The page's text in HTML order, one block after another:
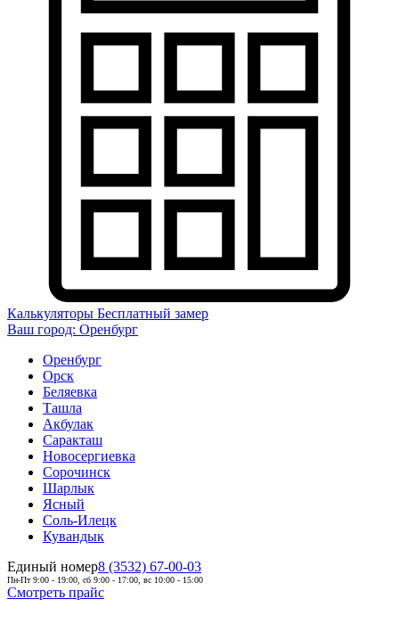
Калькуляторы Бесплатный замер
Ваш город: Оренбург
Оренбург
Орск
Беляевка
Ташла
Акбулак
Саракташ
Новосергиевка
Сорочинск
Шарлык
Ясный
Соль-Илецк
Кувандык
Единый номер8 (3532) 67-00-03
Пн-Пт 9:00 - 19:00, сб 9:00 - 17:00, вс 10:00 - 15:00
Смотреть прайс